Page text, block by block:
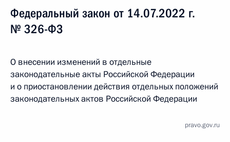
Федеральный закон от 14.07.2022 г.
№ 326-ФЗ
О внесении изменений в отдельные
законодательные акты Российской Федерации
и о приостановлении действия отдельных положений
законодательных актов Российской Федерации
pravo.gov.ru